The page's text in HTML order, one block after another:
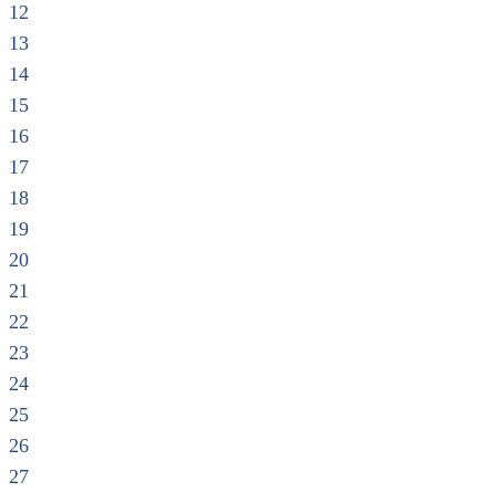
12
13
14
15
16
17
18
19
20
21
22
23
24
25
26
27